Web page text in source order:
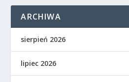
ARCHIWA
sierpień 2026
lipiec 2026